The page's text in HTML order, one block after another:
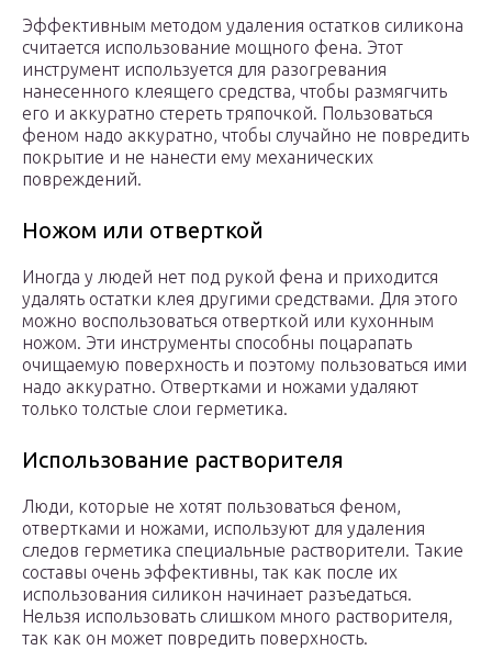
Эффективным методом удаления остатков силикона
считается использование мощного фена. Этот
инструмент используется для разогревания
нанесенного клеящего средства, чтобы размягчить
его и аккуратно стереть тряпочкой. Пользоваться
феном надо аккуратно, чтобы случайно не повредить
покрытие и не нанести ему механических
повреждений.
Ножом или отверткой
Иногда у людей нет под рукой фена и приходится
удалять остатки клея другими средствами. Для этого
можно воспользоваться отверткой или кухонным
ножом. Эти инструменты способны поцарапать
очищаемую поверхность и поэтому пользоваться ими
надо аккуратно. Отвертками и ножами удаляют
только толстые слои герметика.
Использование растворителя
Люди, которые не хотят пользоваться феном,
отвертками и ножами, используют для удаления
следов герметика специальные растворители. Такие
составы очень эффективны, так как после их
использования силикон начинает разъедаться.
Нельзя использовать слишком много растворителя,
так как он может повредить поверхность.